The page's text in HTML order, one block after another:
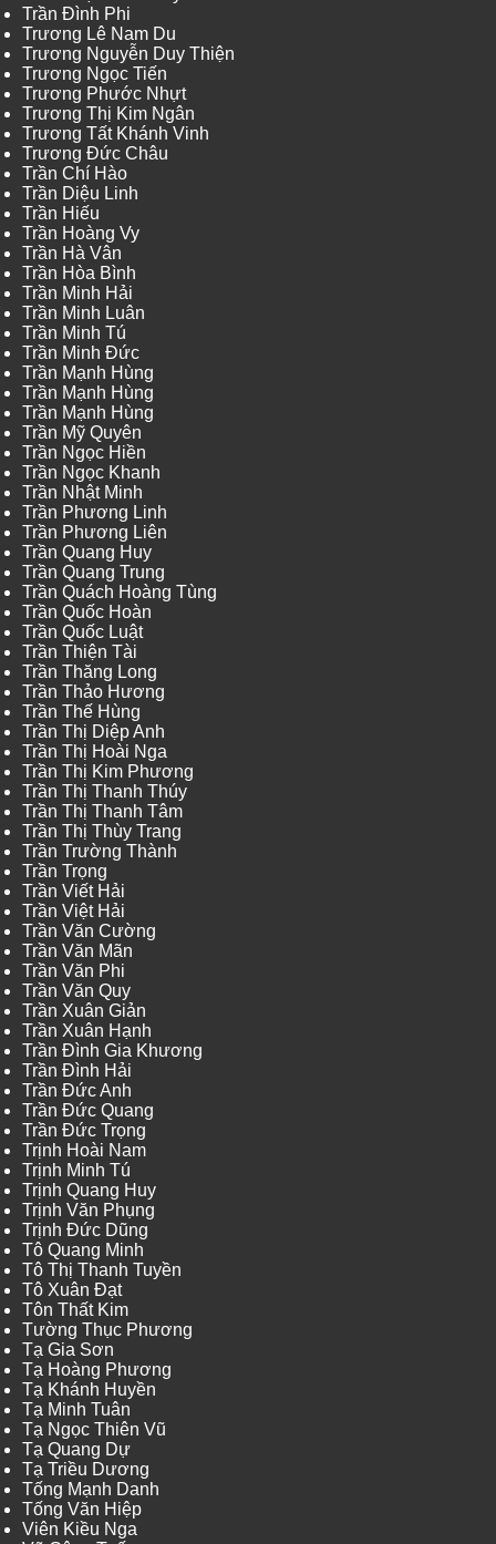
Trần Đình Phi
Trương Lê Nam Du
Trương Nguyễn Duy Thiện
Trương Ngọc Tiến
Trương Phước Nhựt
Trương Thị Kim Ngân
Trương Tất Khánh Vinh
Trương Đức Châu
Trần Chí Hào
Trần Diệu Linh
Trần Hiếu
Trần Hoàng Vy
Trần Hà Vân
Trần Hòa Bình
Trần Minh Hải
Trần Minh Luân
Trần Minh Tú
Trần Minh Đức
Trần Mạnh Hùng
Trần Mạnh Hùng
Trần Mạnh Hùng
Trần Mỹ Quyên
Trần Ngọc Hiền
Trần Ngọc Khanh
Trần Nhật Minh
Trần Phương Linh
Trần Phương Liên
Trần Quang Huy
Trần Quang Trung
Trần Quách Hoàng Tùng
Trần Quốc Hoàn
Trần Quốc Luật
Trần Thiện Tài
Trần Thăng Long
Trần Thảo Hương
Trần Thế Hùng
Trần Thị Diệp Anh
Trần Thị Hoài Nga
Trần Thị Kim Phương
Trần Thị Thanh Thúy
Trần Thị Thanh Tâm
Trần Thị Thùy Trang
Trần Trường Thành
Trần Trọng
Trần Viết Hải
Trần Việt Hải
Trần Văn Cường
Trần Văn Mãn
Trần Văn Phi
Trần Văn Quy
Trần Xuân Giản
Trần Xuân Hạnh
Trần Đình Gia Khương
Trần Đình Hải
Trần Đức Anh
Trần Đức Quang
Trần Đức Trọng
Trịnh Hoài Nam
Trịnh Minh Tú
Trịnh Quang Huy
Trịnh Văn Phụng
Trịnh Đức Dũng
Tô Quang Minh
Tô Thị Thanh Tuyền
Tô Xuân Đạt
Tôn Thất Kim
Tường Thục Phương
Tạ Gia Sơn
Tạ Hoàng Phương
Tạ Khánh Huyền
Tạ Minh Tuân
Tạ Ngọc Thiên Vũ
Tạ Quang Dự
Tạ Triều Dương
Tống Mạnh Danh
Tống Văn Hiệp
Viên Kiều Nga